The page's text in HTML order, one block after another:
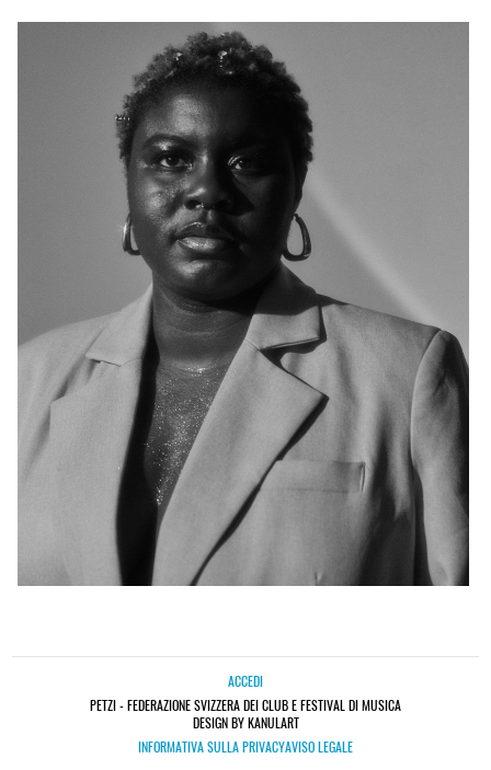
ACCEDI
PETZI - FEDERAZIONE SVIZZERA DEI CLUB E FESTIVAL DI MUSICA
DESIGN BY KANULART
INFORMATIVA SULLA PRIVACYAVISO LEGALE